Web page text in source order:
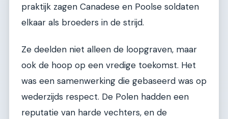
praktijk zagen Canadese en Poolse soldaten
elkaar als broeders in de strijd.
Ze deelden niet alleen de loopgraven, maar
ook de hoop op een vredige toekomst. Het
was een samenwerking die gebaseerd was op
wederzijds respect. De Polen hadden een
reputatie van harde vechters, en de